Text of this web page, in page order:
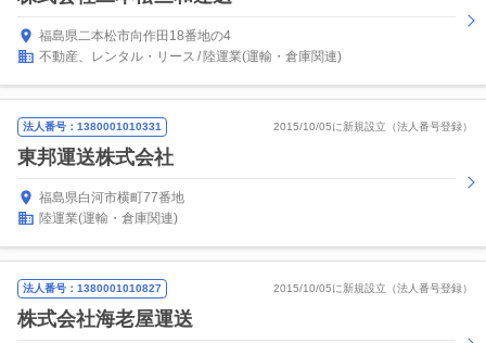
福島県二本松市向作田18番地の4
不動産、レンタル・リース
陸運業(運輸・倉庫関連)
法人番号：1380001010331 2015/10/05に新規設立（法人番号登録）
東邦運送株式会社
福島県白河市横町77番地
陸運業(運輸・倉庫関連)
法人番号：1380001010827 2015/10/05に新規設立（法人番号登録）
株式会社海老屋運送